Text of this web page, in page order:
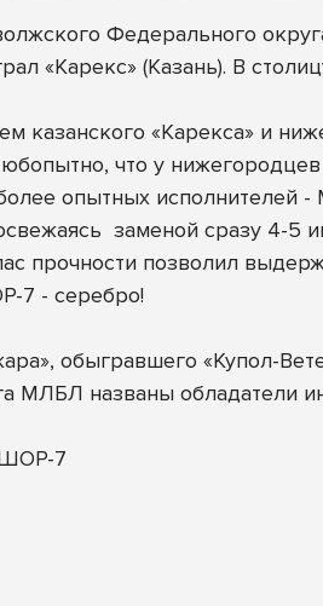
Федерального
«Карекс» (Казань). В
казанского «Карекса» и
что у
опытных исполнителей
заменой сразу 4-5
прочности позволил
7 - серебро!
обыгравшего «Купол-
МЛБЛ названы обладатели
7